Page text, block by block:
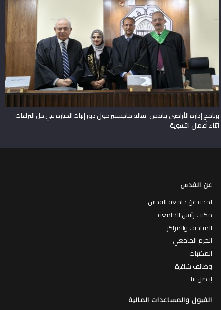
برنامج إدارة الأراضي يناقش رسالة ماجستير حول دور إثبات الحيازة في حل النزاعات
أثناء أعمال التسوية
عن القدس
لمحة عن جامعة القدس
مكتب رئيس الجامعة
المتاحف والمراكز
الحرم الجامعي
المكتبات
وظائف شاغرة
إتـصل بنا
القبول والمساعدات المالية